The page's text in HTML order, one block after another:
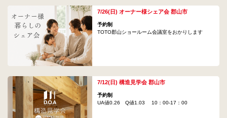
7/26(日) オーナー様シェア会 郡山市
予約制
TOTO郡山ショールーム会議室をおかりします
7/12(日) 構造見学会 郡山市
予約制
UA値0.26 Q値1.03 10：00-17：00